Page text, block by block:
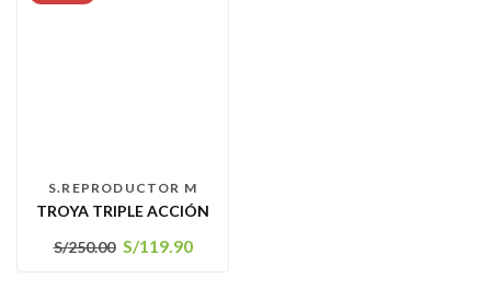
S.REPRODUCTOR M
TROYA TRIPLE ACCIÓN
S/250.00 S/119.90